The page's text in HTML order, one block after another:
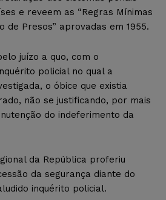
e reveem as “Regras Mínimas
de Presos” aprovadas em 1955.
juízo a quo, com o
policial no qual a
o óbice que existia
não se justificando, por mais
do indeferimento da
da República proferiu
da segurança diante do
inquérito policial.